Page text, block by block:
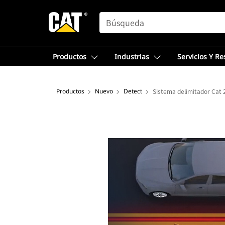
SEARCH
Productos Industrias Servicios Y
Productos Nuevo Detect Sistema delimitador Cat